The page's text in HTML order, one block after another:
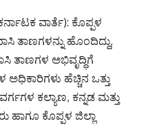
ವಾರ್ತೆ): ಕೊಪ್ಪಳ
ತಾಣಗಳನ್ನು ಹೊಂದಿದ್ದು,
ತಾಣಗಳ ಅಭಿವೃದ್ಧಿಗೆ
ಹೆಚ್ಚಿನ ಒತ್ತು
ಕಲ್ಯಾಣ, ಕನ್ನಡ ಮತ್ತು
ಹಾಗೂ ಕೊಪ್ಪಳ ಜಿಲ್ಲಾ